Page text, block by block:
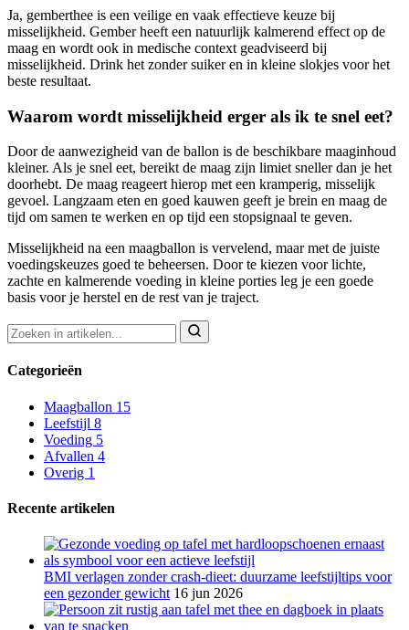
Ja, gemberthee is een veilige en vaak effectieve keuze bij
misselijkheid. Gember heeft een natuurlijk kalmerend effect op de
maag en wordt ook in medische context geadviseerd bij
misselijkheid. Drink het zonder suiker en in kleine slokjes voor het
beste resultaat.
Waarom wordt misselijkheid erger als ik te snel eet?
Door de aanwezigheid van de ballon is de beschikbare maaginhoud
kleiner. Als je snel eet, bereikt de maag zijn limiet sneller dan je het
doorhebt. De maag reageert hierop met een kramperig, misselijk
gevoel. Langzaam eten en goed kauwen geeft je brein en maag de
tijd om samen te werken en op tijd een stopsignaal te geven.
Misselijkheid na een maagballon is vervelend, maar met de juiste
voedingskeuzes goed te beheersen. Door te kiezen voor lichte,
zachte en kalmerende voeding in kleine porties leg je een goede
basis voor je herstel en de rest van je traject.
Categorieën
Maagballon 15
Leefstijl 8
Voeding 5
Afvallen 4
Overig 1
Recente artikelen
BMI verlagen zonder crash-dieet: duurzame leefstijltips voor
een gezonder gewicht 16 jun 2026